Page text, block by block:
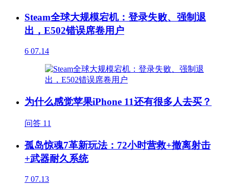
Steam全球大规模宕机：登录失败、强制退
出，E502错误席卷用户
6 07.14
为什么感觉苹果iPhone 11还有很多人去买？
问答 11
孤岛惊魂7革新玩法：72小时营救+撤离射击
+武器耐久系统
7 07.13